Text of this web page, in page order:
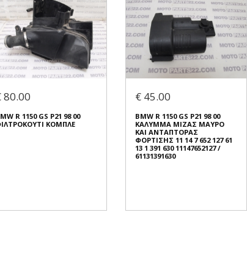
80.00
R 1150 GS Ρ21 98 00
ΚΟΜΠΛΕ
€ 45.00
BMW R 1150 GS Ρ21 98 00
ΚΑΛΥΜΜΑ ΜΙΖΑΣ ΜΑΥΡΟ
ΚΑΙ ΑΝΤΑΠΤΟΡΑΣ
ΦΟΡΤΙΣΗΣ 11 14 7 652 127 61
13 1 391 630 11147652127 /
61131391630